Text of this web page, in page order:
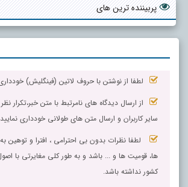
پربیننده ترین های
لطفا از نوشتن با حروف لاتین (فینگلیش)
از ارسال دیدگاه های نامرتبط با متن خبر،تکرار
سایر کاربران و ارسال متن های طولانی خودداری
لطفا نظرات بدون بی احترامی ، افترا و توهین
ها، قومیت ها و ... باشد و به طور کلی مغایرتی با
کشور نداشته باشد.